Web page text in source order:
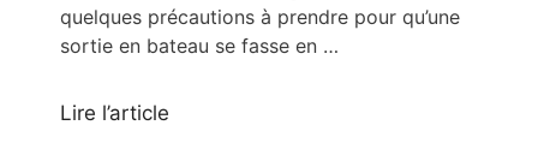
quelques précautions à prendre pour qu’une
sortie en bateau se fasse en …
Lire l’article